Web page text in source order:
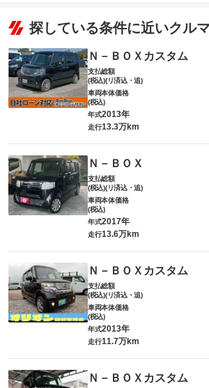
探している条件に近いクルマ
Ｎ－ＢＯＸカスタム
支払総額
(税込)(リ済込・追)
車両本体価格
(税込)
年式2013年
走行13.3万km
Ｎ－ＢＯＸ
支払総額
(税込)(リ済込・追)
車両本体価格
(税込)
年式2017年
走行13.6万km
Ｎ－ＢＯＸカスタム
支払総額
(税込)(リ済込・追)
車両本体価格
(税込)
年式2013年
走行11.7万km
Ｎ－ＢＯＸカスタム